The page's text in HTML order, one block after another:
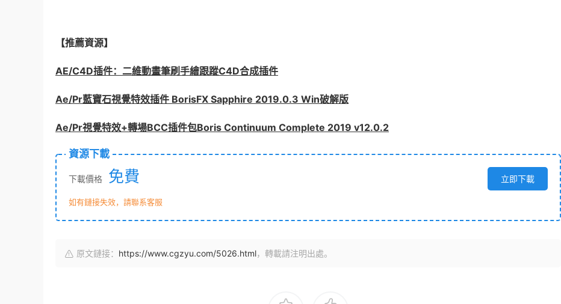
【推薦資源】
AE/C4D插件：二維動畫筆刷手繪跟蹤C4D合成插件
Ae/Pr藍寶石視覺特效插件 BorisFX Sapphire 2019.0.3 Win破解版
Ae/Pr視覺特效+轉場BCC插件包Boris Continuum Complete 2019 v12.0.2
資源下載
下載價格 免費 立即下載
如有鏈接失效，請聯系客服
原文鏈接： https://www.cgzyu.com/5026.html，轉載請注明出處。